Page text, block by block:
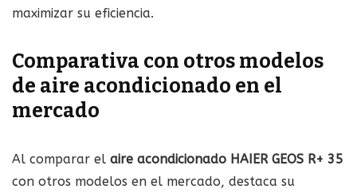
maximizar su eficiencia.
Comparativa con otros modelos
de aire acondicionado en el
mercado
Al comparar el aire acondicionado HAIER GEOS R+ 35
con otros modelos en el mercado, destaca su